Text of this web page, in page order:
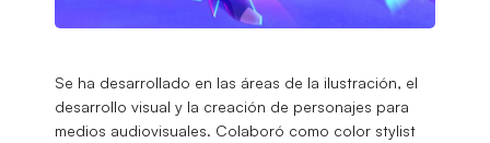
Se ha desarrollado en las áreas de la ilustración, el
desarrollo visual y la creación de personajes para
medios audiovisuales. Colaboró como color stylist